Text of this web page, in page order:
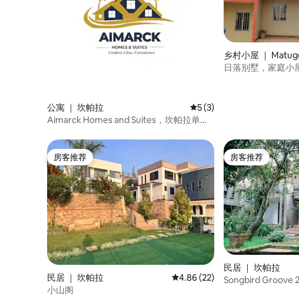
公寓 ｜ 坎帕拉 平均评分 5 分（满分 5 分）
5 (3)
Aimarck Homes and Suites，坎帕拉单间
乡村小屋 ｜
日落别墅，家庭小
房客推荐
房客推荐
民居 ｜ 坎帕拉 平均评分 4.86 分（满分 5 分）
4.86 (22)
小山阁
房客推荐
房客推荐
民居 ｜ 坎帕拉
Songbird Groove